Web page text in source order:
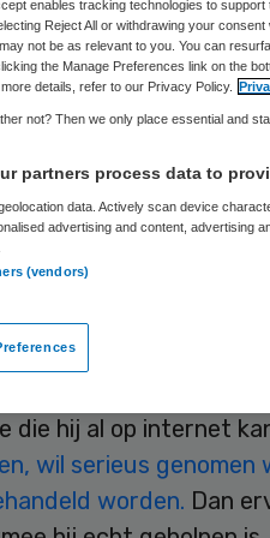
staan er vol van: de
met de bestaande
Er is een
aan het bed, extra
is er echt iets aan de
begint bij de
andere is dan de
De patiënt van nu is
die hij al op internet
wil serieus
worden. Dan
enables tracking technologies to
Reject All or withdrawing your
not be as relevant to you. You can
the Manage Preferences link on the
details, refer to our Privacy Policy.
not? Then we only place essential and
partners process data to
data. Actively scan device
advertising and content, advertising
(vendors)